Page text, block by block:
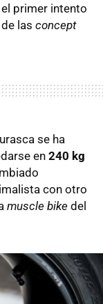
primer intento
las concept
se ha
en 240 kg
con otro
muscle bike del